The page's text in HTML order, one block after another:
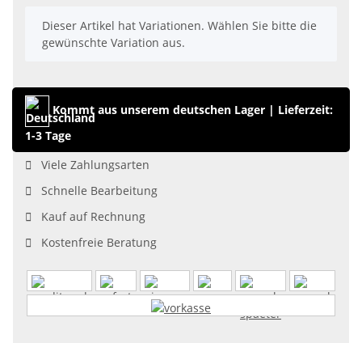
x
Dieser Artikel hat Variationen. Wählen Sie bitte die
gewünschte Variation aus.
Kommt aus unserem deutschen Lager | Lieferzeit:
1-3 Tage
Viele Zahlungsarten
Schnelle Bearbeitung
Kauf auf Rechnung
Kostenfreie Beratung